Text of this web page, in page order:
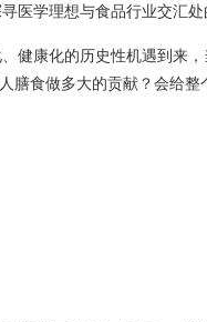
医学理想与食品行业交汇处
健康化的历史性机遇到来
膳食做多大的贡献？会给